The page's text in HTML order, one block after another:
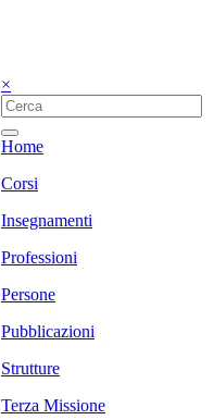
×
Home
Corsi
Insegnamenti
Professioni
Persone
Pubblicazioni
Strutture
Terza Missione